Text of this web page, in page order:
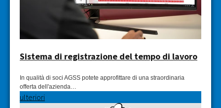
Sistema di registrazione del tempo di lavoro
In qualità di soci AGSS potete approfittare di una straordinaria
offerta dell'azienda…
ulteriori